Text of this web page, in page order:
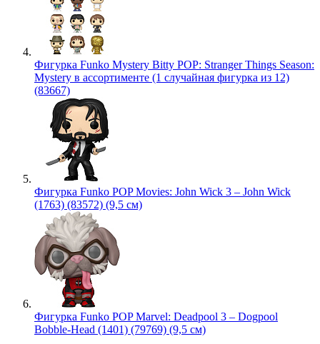
Фигурка Funko Mystery Bitty POP: Stranger Things Season:
Mystery в ассортименте (1 случайная фигурка из 12)
(83667)
Фигурка Funko POP Movies: John Wick 3 – John Wick
(1763) (83572) (9,5 см)
Фигурка Funko POP Marvel: Deadpool 3 – Dogpool
Bobble-Head (1401) (79769) (9,5 см)